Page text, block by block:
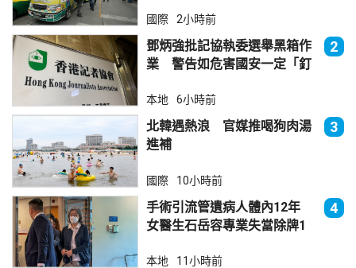
國際 2小時前
鄧炳強批記協執委選舉黑箱作
業 警告如危害國安一定「釘
2
本地 6小時前
北韓遇熱浪 官媒推喝狗肉湯
進補
3
國際 10小時前
手術引流管遺病人體內12年
女醫生石岳容專業失當除牌1
4
本地 11小時前